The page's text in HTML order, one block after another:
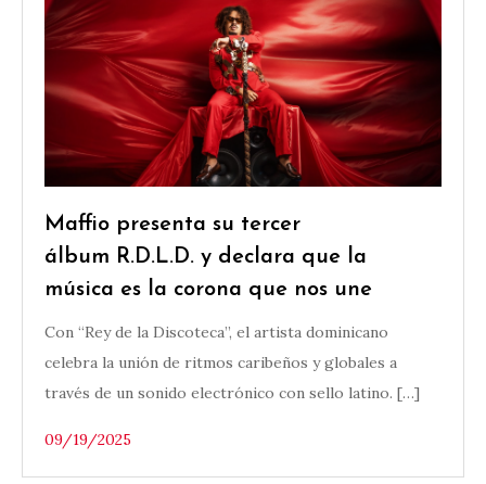
Maffio presenta su tercer
álbum R.D.L.D. y declara que la
música es la corona que nos une
Con “Rey de la Discoteca”, el artista dominicano
celebra la unión de ritmos caribeños y globales a
través de un sonido electrónico con sello latino. […]
09/19/2025